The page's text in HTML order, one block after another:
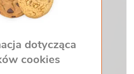
dotycząca
cookies